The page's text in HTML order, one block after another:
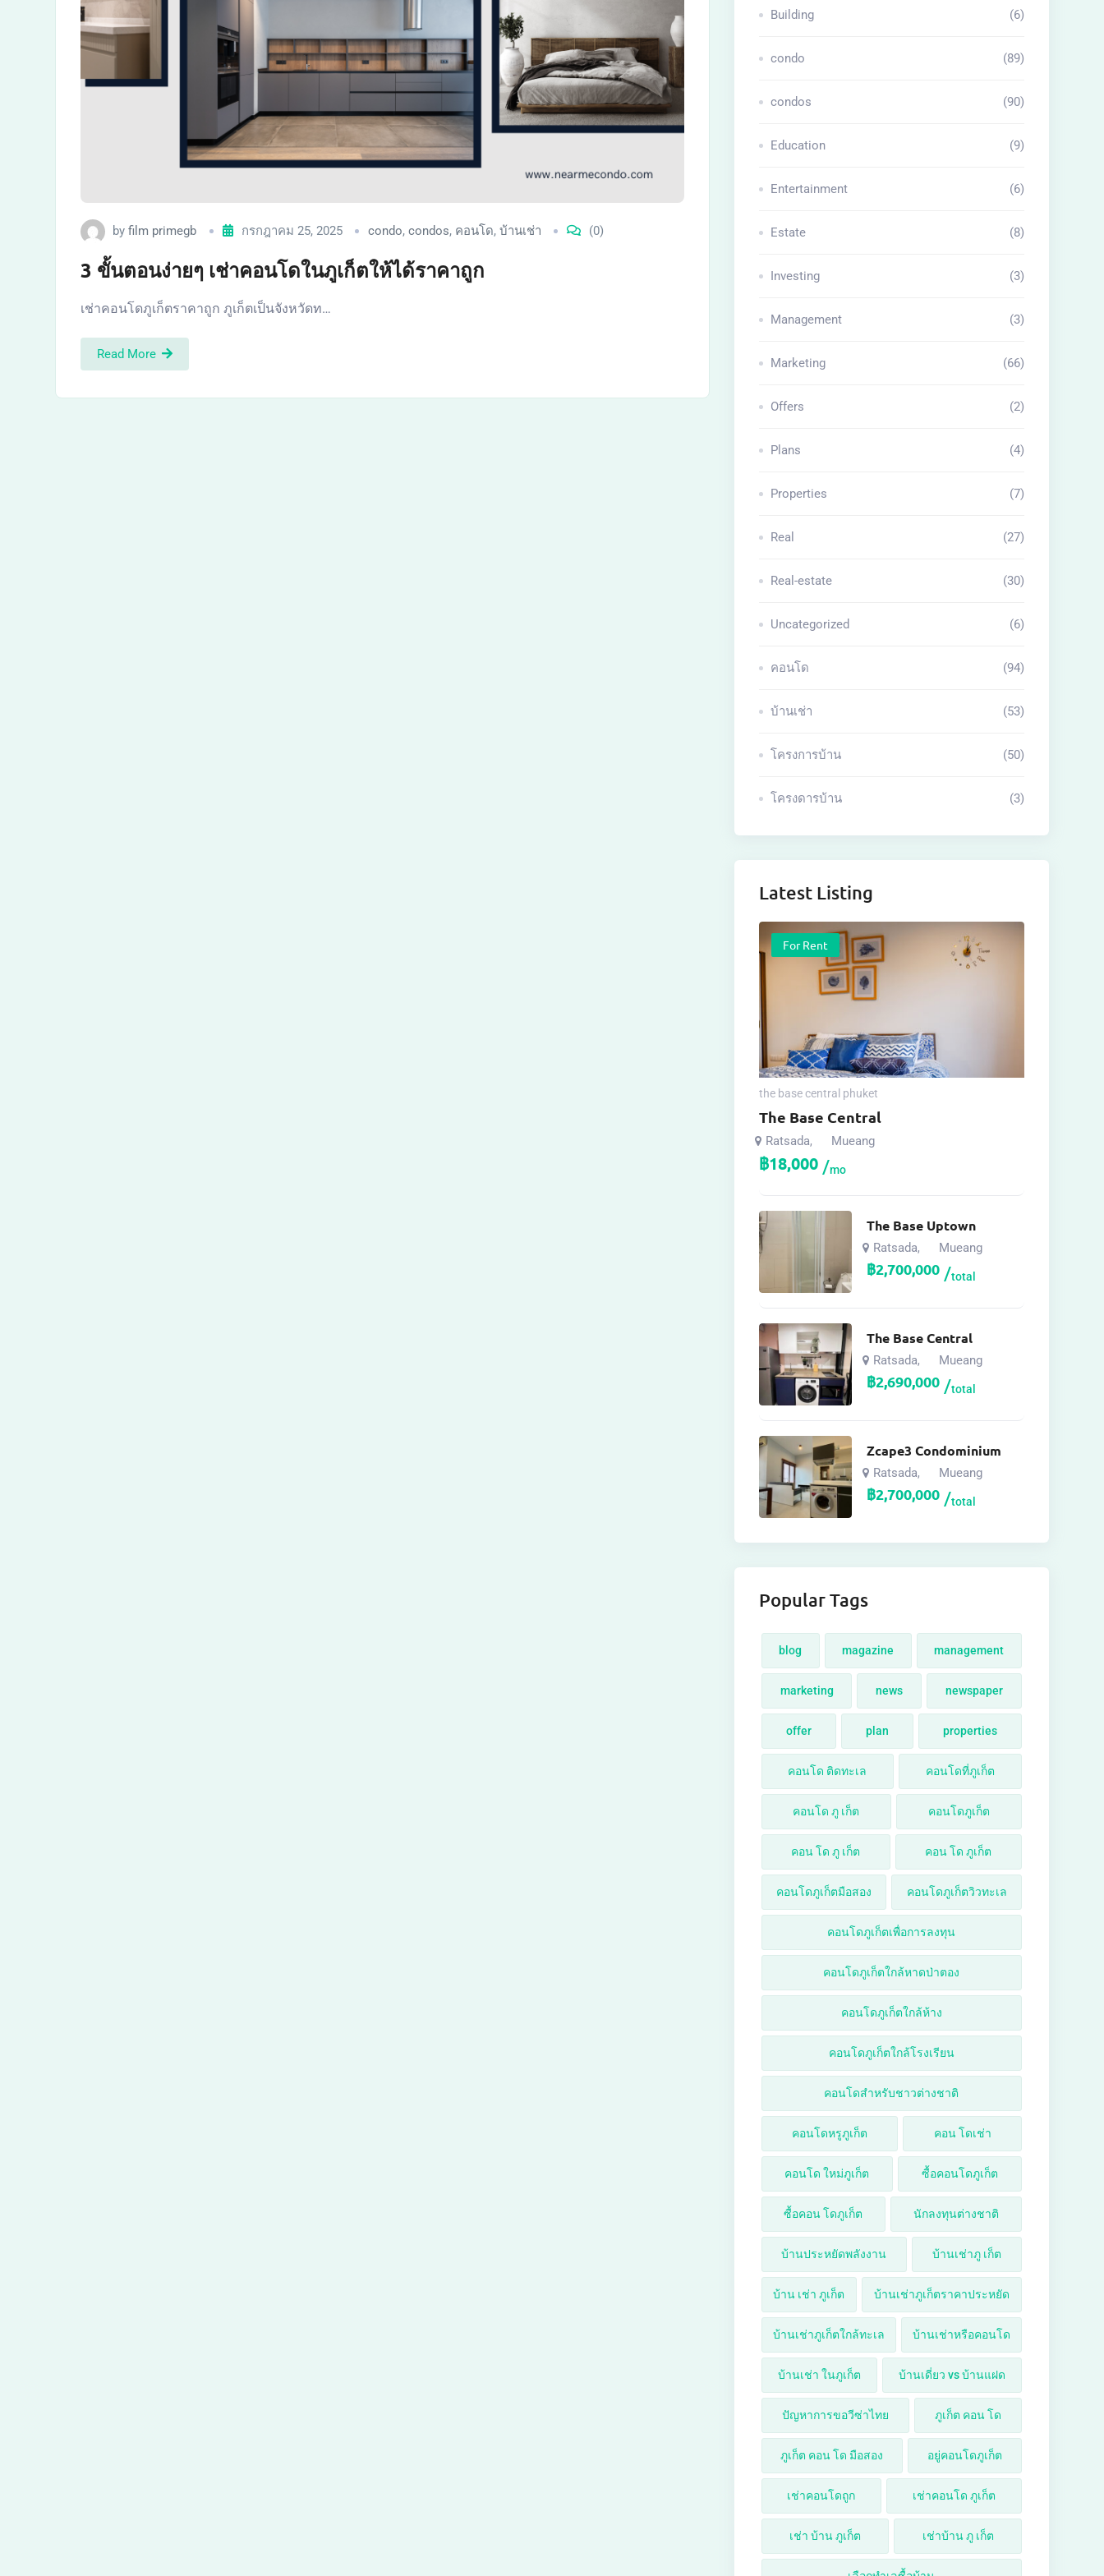
by film primegb กรกฎาคม 25, 2025 condo, condos, คอนโด, บ้านเช่า (0)
3 ขั้นตอนง่ายๆ เช่าคอนโดในภูเก็ตให้ได้ราคาถูก
เช่าคอนโดภูเก็ตราคาถูก ภูเก็ตเป็นจังหวัดท…
Read More
Building (6)
condo (89)
condos (90)
Education (9)
Entertainment (6)
Estate (8)
Investing (3)
Management (3)
Marketing (66)
Offers (2)
Plans (4)
Properties (7)
Real (27)
Real-estate (30)
Uncategorized (6)
คอนโด (94)
บ้านเช่า (53)
โครงการบ้าน (50)
โครงดารบ้าน (3)
Latest Listing
For Rent
the base central phuket
The Base Central
Ratsada, Mueang
฿18,000 mo
The Base Uptown
Ratsada, Mueang
฿2,700,000 total
The Base Central
Ratsada, Mueang
฿2,690,000 total
Zcape3 Condominium
Ratsada, Mueang
฿2,700,000 total
Popular Tags
blog magazine management
marketing news newspaper
offer plan properties
คอนโด ติดทะเล คอนโดที่ภูเก็ต
คอนโด ภู เก็ต คอนโดภูเก็ต
คอน โด ภู เก็ต คอน โด ภูเก็ต
คอนโดภูเก็ตมือสอง คอนโดภูเก็ตวิวทะเล
คอนโดภูเก็ตเพื่อการลงทุน
คอนโดภูเก็ตใกล้หาดป่าตอง
คอนโดภูเก็ตใกล้ห้าง
คอนโดภูเก็ตใกล้โรงเรียน
คอนโดสำหรับชาวต่างชาติ
คอนโดหรูภูเก็ต คอน โดเช่า
คอนโด ใหม่ภูเก็ต ซื้อคอนโดภูเก็ต
ซื้อคอน โดภูเก็ต นักลงทุนต่างชาติ
บ้านประหยัดพลังงาน บ้านเช่าภู เก็ต
บ้าน เช่า ภูเก็ต บ้านเช่าภูเก็ตราคาประหยัด
บ้านเช่าภูเก็ตใกล้ทะเล บ้านเช่าหรือคอนโด
บ้านเช่า ในภูเก็ต บ้านเดี่ยว vs บ้านแฝด
ปัญหาการขอวีซ่าไทย ภูเก็ต คอน โด
ภูเก็ต คอน โด มือสอง อยู่คอนโดภูเก็ต
เช่าคอนโดถูก เช่าคอนโด ภูเก็ต
เช่า บ้าน ภูเก็ต เช่าบ้าน ภู เก็ต